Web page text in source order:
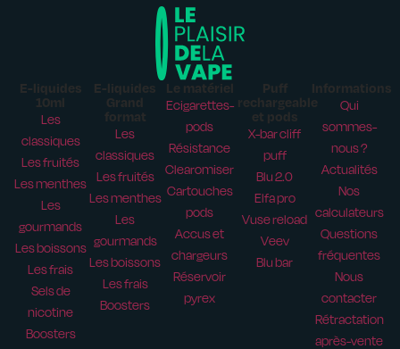
E-liquides
10ml
Les
classiques
Les fruités
Les menthes
Les
gourmands
Les boissons
Les frais
Sels de
nicotine
Boosters
E-liquides
Grand
format
Les
classiques
Les fruités
Les menthes
Les
gourmands
Les boissons
Les frais
Boosters
Le matériel
Ecigarettes-
pods
Résistance
Clearomiser
Cartouches
pods
Accus et
chargeurs
Réservoir
pyrex
Puff
rechargeable
et pods
X-bar cliff
puff
Blu 2.0
Elfa pro
Vuse reload
Veev
Blu bar
Informations
Qui
sommes-
nous ?
Actualités
Nos
calculateurs
Questions
fréquentes
Nous
contacter
Rétractation
après-vente